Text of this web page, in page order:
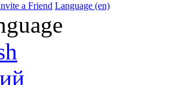
a Friend Language (en)